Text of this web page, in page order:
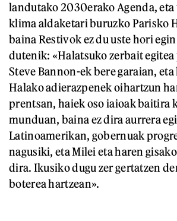
landutako 2030erako Agenda, eta
klima aldaketari buruzko Parisko
baina Restivok ez du uste hori
dutenik: «Halatsuko zerbait egitea
Steve Bannon-ek bere garaian, eta
Halako adierazpenek oihartzun
prentsan, haiek oso iaioak baitira
munduan, baina ez dira aurrera
Latinoamerikan, gobernuak
nagusiki, eta Milei eta haren
dira. Ikusiko dugu zer gertatzen
boterea hartzean».